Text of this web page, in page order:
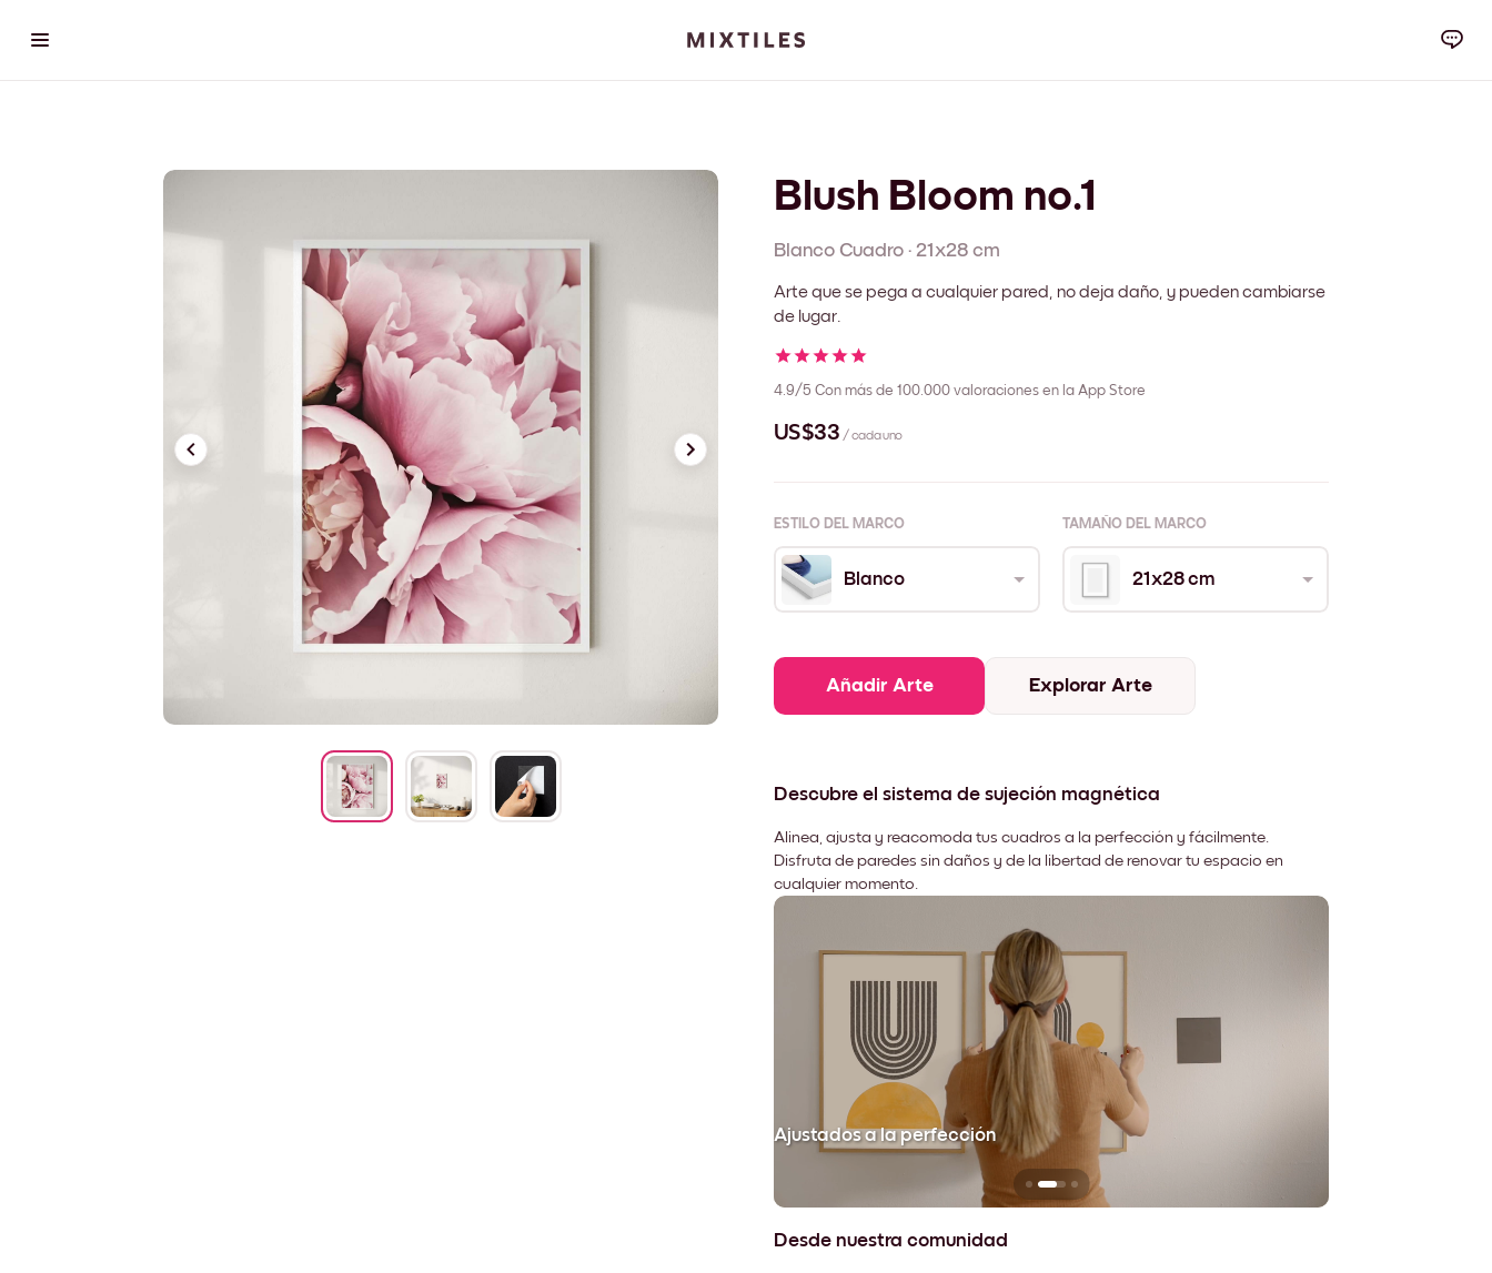
Blush Bloom no.1
Blanco Cuadro · 21x28 cm
Arte que se pega a cualquier pared, no deja daño, y pueden cambiarse
de lugar.
4.9/5 Con más de 100.000 valoraciones en la App Store
US$33 / cada uno
ESTILO DEL MARCO TAMAÑO DEL MARCO
Blanco 21x28 cm
Añadir Arte Explorar Arte
Descubre el sistema de sujeción magnética
Alinea, ajusta y reacomoda tus cuadros a la perfección y fácilmente.
Disfruta de paredes sin daños y de la libertad de renovar tu espacio en
cualquier momento.
Ajustados a la perfección
Desde nuestra comunidad